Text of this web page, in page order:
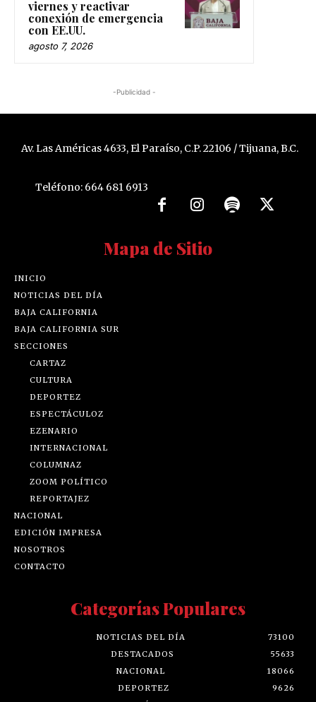
viernes y reactivar
conexión de emergencia
con EE.UU.
agosto 7, 2026
-Publicidad -
Av. Las Américas 4633, El Paraíso, C.P. 22106 / Tijuana, B.C.
Teléfono: 664 681 6913
Mapa de Sitio
INICIO
NOTICIAS DEL DÍA
BAJA CALIFORNIA
BAJA CALIFORNIA SUR
SECCIONES
CARTAZ
CULTURA
DEPORTEZ
ESPECTÁCULOZ
EZENARIO
INTERNACIONAL
COLUMNAZ
ZOOM POLÍTICO
REPORTAJEZ
NACIONAL
EDICIÓN IMPRESA
NOSOTROS
CONTACTO
Categorías Populares
NOTICIAS DEL DÍA
73100
DESTACADOS
55633
NACIONAL
18066
DEPORTEZ
9626